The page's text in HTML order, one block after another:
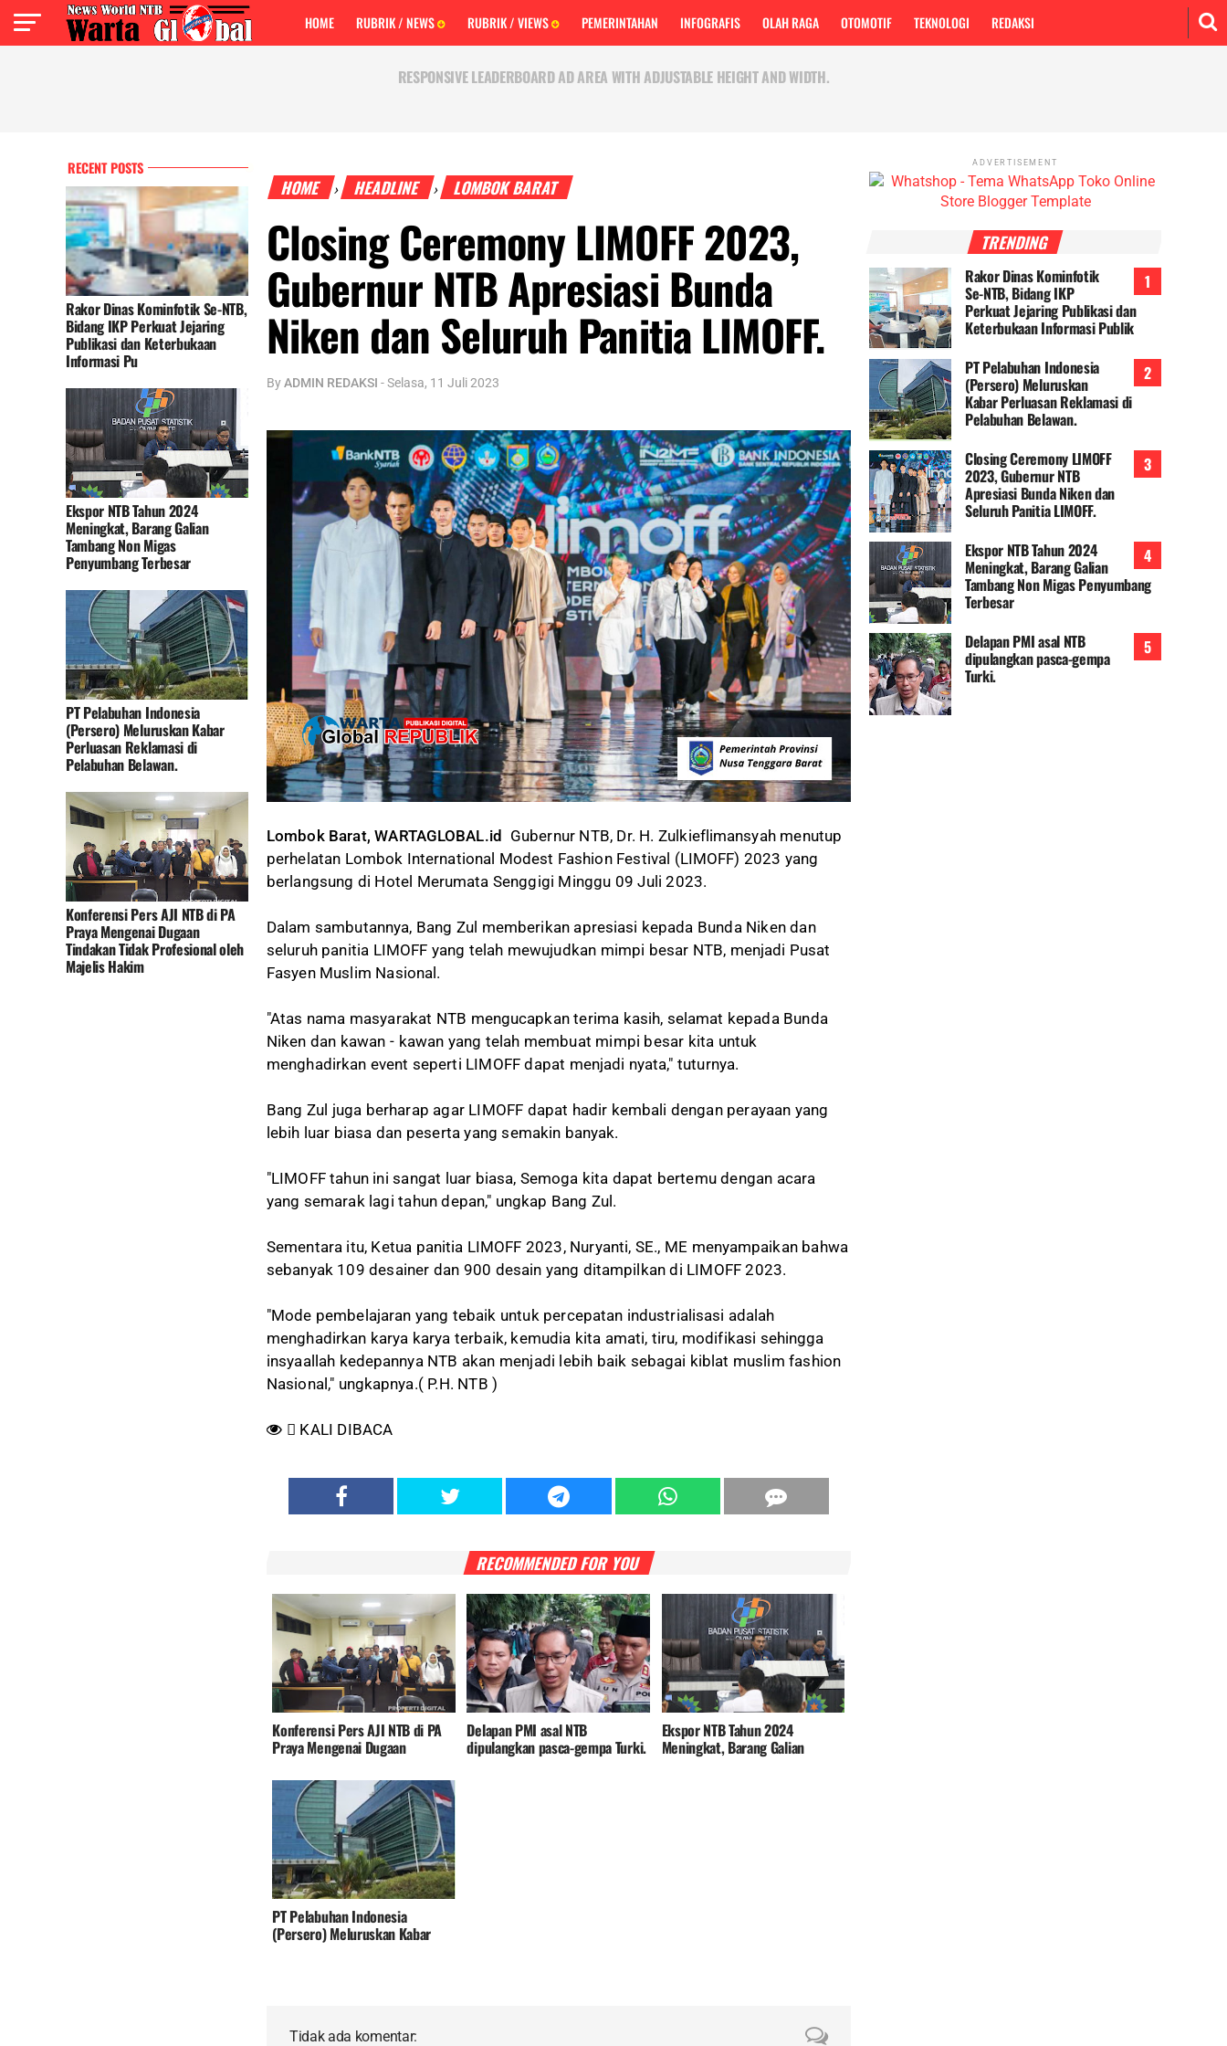
HOME RUBRIK / NEWS RUBRIK / VIEWS PEMERINTAHAN INFOGRAFIS OLAH RAGA OTOMOTIF TEKNOLOGI REDAKSI
RESPONSIVE LEADERBOARD AD AREA WITH ADJUSTABLE HEIGHT AND WIDTH.
RECENT POSTS
Rakor Dinas Kominfotik Se-NTB,
Bidang IKP Perkuat Jejaring
Publikasi dan Keterbukaan
Informasi Pu
Ekspor NTB Tahun 2024
Meningkat, Barang Galian
Tambang Non Migas
Penyumbang Terbesar
PT Pelabuhan Indonesia
(Persero) Meluruskan Kabar
Perluasan Reklamasi di
Pelabuhan Belawan.
Konferensi Pers AJI NTB di PA
Praya Mengenai Dugaan
Tindakan Tidak Profesional oleh
Majelis Hakim
HOME › HEADLINE › LOMBOK BARAT
Closing Ceremony LIMOFF 2023,
Gubernur NTB Apresiasi Bunda
Niken dan Seluruh Panitia LIMOFF.
ByADMIN REDAKSI -Selasa, 11 Juli 2023
Lombok Barat, WARTAGLOBAL.id Gubernur NTB, Dr. H. Zulkieflimansyah menutup
perhelatan Lombok International Modest Fashion Festival (LIMOFF) 2023 yang
berlangsung di Hotel Merumata Senggigi Minggu 09 Juli 2023.
Dalam sambutannya, Bang Zul memberikan apresiasi kepada Bunda Niken dan
seluruh panitia LIMOFF yang telah mewujudkan mimpi besar NTB, menjadi Pusat
Fasyen Muslim Nasional.
"Atas nama masyarakat NTB mengucapkan terima kasih, selamat kepada Bunda
Niken dan kawan - kawan yang telah membuat mimpi besar kita untuk
menghadirkan event seperti LIMOFF dapat menjadi nyata," tuturnya.
Bang Zul juga berharap agar LIMOFF dapat hadir kembali dengan perayaan yang
lebih luar biasa dan peserta yang semakin banyak.
"LIMOFF tahun ini sangat luar biasa, Semoga kita dapat bertemu dengan acara
yang semarak lagi tahun depan," ungkap Bang Zul.
Sementara itu, Ketua panitia LIMOFF 2023, Nuryanti, SE., ME menyampaikan bahwa
sebanyak 109 desainer dan 900 desain yang ditampilkan di LIMOFF 2023.
"Mode pembelajaran yang tebaik untuk percepatan industrialisasi adalah
menghadirkan karya karya terbaik, kemudia kita amati, tiru, modifikasi sehingga
insyaallah kedepannya NTB akan menjadi lebih baik sebagai kiblat muslim fashion
Nasional," ungkapnya.( P.H. NTB )
KALI DIBACA
RECOMMENDED FOR YOU
Konferensi Pers AJI NTB di PA
Praya Mengenai Dugaan
Tindakan Tidak Profesional oleh
Majelis Hakim.
Delapan PMI asal NTB
dipulangkan pasca-gempa Turki.
Ekspor NTB Tahun 2024
Meningkat, Barang Galian
Tambang Non Migas
PT Pelabuhan Indonesia
(Persero) Meluruskan Kabar
Tidak ada komentar:
ADVERTISEMENT
TRENDING
Rakor Dinas Kominfotik
Se-NTB, Bidang IKP
Perkuat Jejaring Publikasi dan
Keterbukaan Informasi Publik
PT Pelabuhan Indonesia
(Persero) Meluruskan
Kabar Perluasan Reklamasi di
Pelabuhan Belawan.
Closing Ceremony LIMOFF
2023, Gubernur NTB
Apresiasi Bunda Niken dan
Seluruh Panitia LIMOFF.
Ekspor NTB Tahun 2024
Meningkat, Barang Galian
Tambang Non Migas Penyumbang
Terbesar
Delapan PMI asal NTB
dipulangkan pasca-gempa
Turki.